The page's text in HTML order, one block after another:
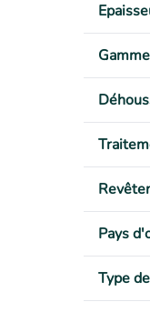
Gamme
Pays
Type